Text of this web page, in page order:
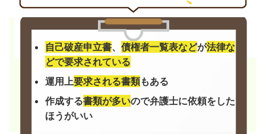
自己破産申立書、 債権者一覧表などが法律な
どで要求されている
運用上要求される書類もある
作成する書類が多いので弁護士に依頼をした
ほうがいい